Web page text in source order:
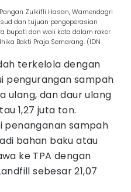
Zulkifli Hasan, Wamendagri
dan tujuan pengoperasian
bupati dan wali kota dalam rakor
Bakti Praja Semarang. (IDN
terkelola dengan
pengurangan sampah
ulang, dan daur ulang
1,27 juta ton.
penanganan sampah
bahan baku atau
ke TPA dengan
sebesar 21,07